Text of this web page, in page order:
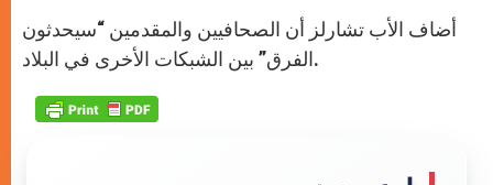
أضاف الأب تشارلز أن الصحافيين والمقدمين “سيحدثون
الفرق” بين الشبكات الأخرى في البلاد.